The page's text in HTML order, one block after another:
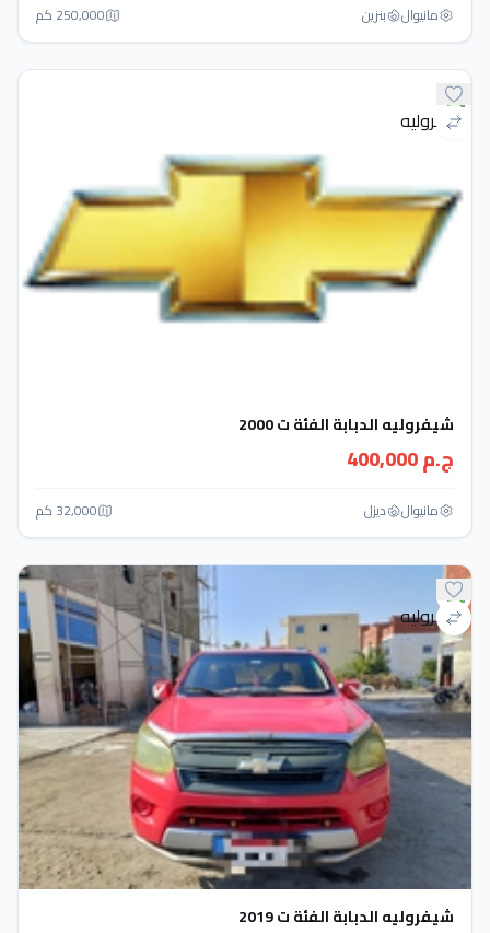
مانيوال بنزين 250,000 كم
شيفروليه الدبابة الفئة ت 2000
ج.م 400,000
مانيوال ديزل 32,000 كم
شيفروليه الدبابة الفئة ت 2019